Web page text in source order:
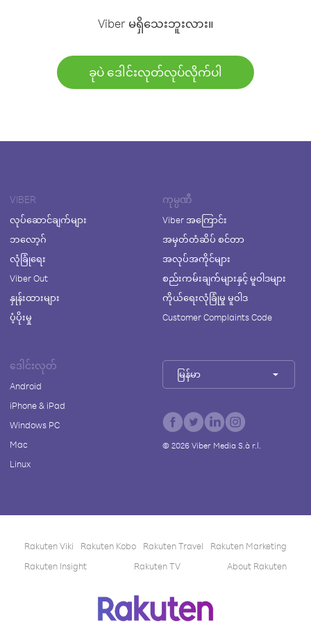
Viber မရှိသေးဘူးလား။
ခုပဲ ဒေါင်းလုတ်လုပ်လိုက်ပါ
VIBER
လုပ်ဆောင်ချက်များ
ဘလော့ဂ်
လုံခြုံရေး
Viber Out
နှုန်းထားများ
ပံ့ပိုးမှု
ကုမ္ပဏီ
Viber အကြောင်း
အမှတ်တံဆိပ် စင်တာ
အလုပ်အကိုင်များ
စည်းကမ်းချက်များနှင့် မူဝါဒများ
ကိုယ်ရေးလုံခြုံမှု မူဝါဒ
Customer Complaints Code
ဒေါင်းလုတ်
Android
iPhone & iPad
Windows PC
Mac
Linux
မြန်မာ
© 2026Viber Media S.à r.l.
Rakuten Viki Rakuten Kobo Rakuten Travel
Rakuten Marketing
Rakuten Insight
Rakuten TV About Rakuten